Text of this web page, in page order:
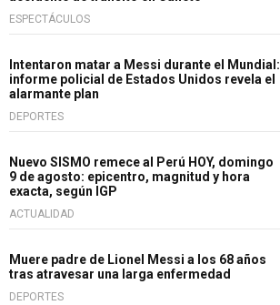
ESPECTÁCULOS
Intentaron matar a Messi durante el Mundial:
informe policial de Estados Unidos revela el
alarmante plan
DEPORTES
Nuevo SISMO remece al Perú HOY, domingo
9 de agosto: epicentro, magnitud y hora
exacta, según IGP
ACTUALIDAD
Muere padre de Lionel Messi a los 68 años
tras atravesar una larga enfermedad
DEPORTES